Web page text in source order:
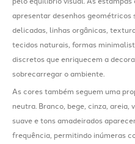
apresentar desenhos geométricos
delicadas, linhas orgânicas,
tecidos naturais, formas
discretos que enriquecem a
sobrecarregar o ambiente.
As cores também seguem uma
neutra. Branco, bege, cinza, areia,
suave e tons amadeirados
frequência, permitindo inúmeras